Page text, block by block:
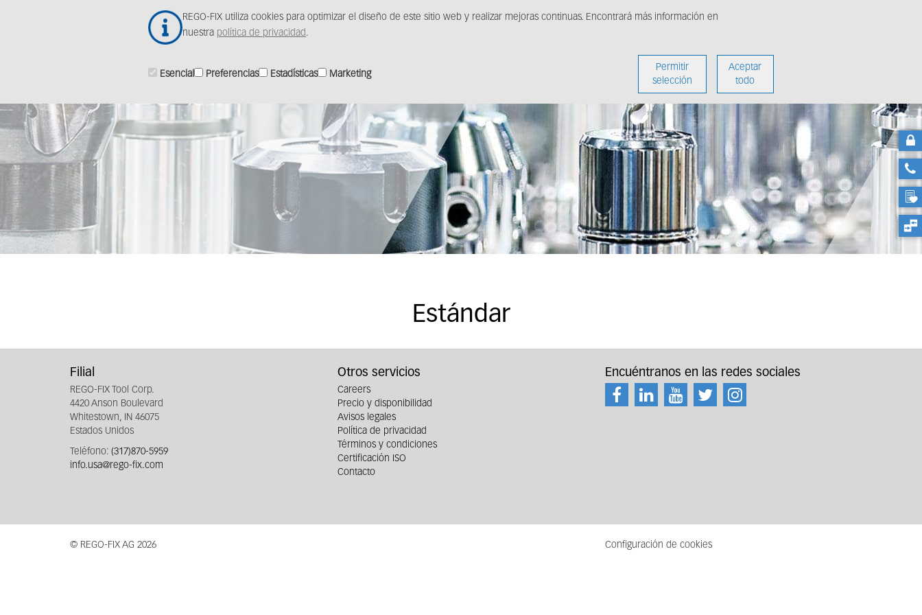
REGO-FIX utiliza cookies para optimizar el diseño de este sitio web y realizar mejoras continuas. Encontrará más información en
nuestra política de privacidad .
Esencial Preferencias Estadísticas Marketing
Permitir
selección
Aceptar
todo
Productos Distribución Centro de medios
Estándar
Filial
REGO-FIX Tool Corp.
4420 Anson Boulevard
Whitestown, IN 46075
Estados Unidos
Teléfono: (317)870-5959
info.usa@rego-fix.com
Otros servicios
Careers
Precio y disponibilidad
Avisos legales
Política de privacidad
Términos y condiciones
Certificación ISO
Contacto
Encuéntranos en las redes sociales
© REGO-FIX AG 2026 Configuración de cookies